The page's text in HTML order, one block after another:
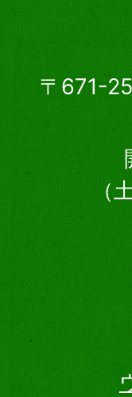
〒671-
（